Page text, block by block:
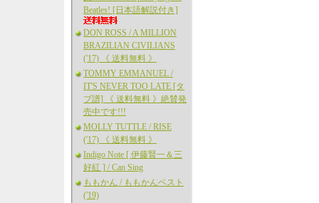
Beatles! [日本語解説付き]
DON ROSS / A MILLION
BRAZILIAN CIVILIANS
('17) 《 送料無料 》
TOMMY EMMANUEL /
IT'S NEVER TOO LATE [タ
ブ譜] 《 送料無料 》絶賛発
売中です!!!
MOLLY TUTTLE / RISE
('17) 《 送料無料 》
Indigo Note [ 伊藤賢一＆三
好紅 ] / Can Sing
ももかん / ももかんベスト
('19)